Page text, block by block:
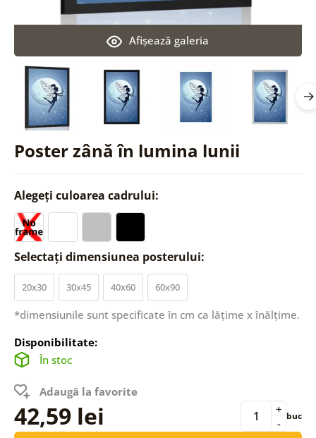
Poster zână în lumina lunii
Afişează galeria
Alegeți culoarea cadrului:
Selectați dimensiunea posterului:
20x30 30x45 40x60 60x90
*dimensiunile sunt specificate în cm ca lățime x înălțime.
Disponibilitate:
În stoc
Adaugă la favorite
42,59 lei -
+ buc